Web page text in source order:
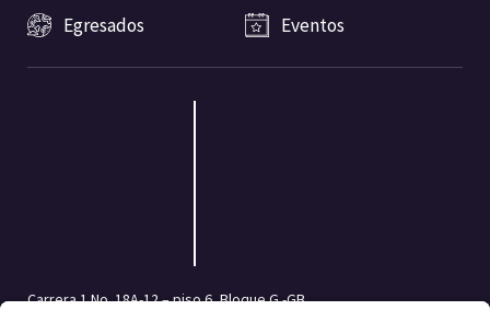
Egresados
Eventos
Carrera 1 No. 18A-12 – piso 6, Bloque G -GB